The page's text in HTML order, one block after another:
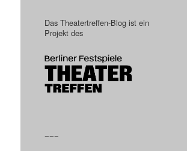
Das Theatertreffen-Blog ist ein
Projekt des
–––